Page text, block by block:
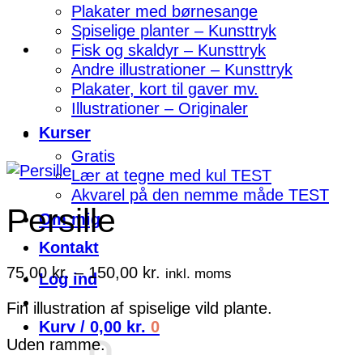
Plakater med børnesange
Spiselige planter – Kunsttryk
Fisk og skaldyr – Kunsttryk
Andre illustrationer – Kunsttryk
Plakater, kort til gaver mv.
Illustrationer – Originaler
Kurser
Gratis
Lær at tegne med kul TEST
Akvarel på den nemme måde TEST
Om mig
Kontakt
Log ind
Kurv / 0,00 kr. 0
Persille
75,00kr. – 150,00 kr. Prisinterval:
til
inkl. moms
Fin illustration af spiselige vild plante.
Uden ramme.